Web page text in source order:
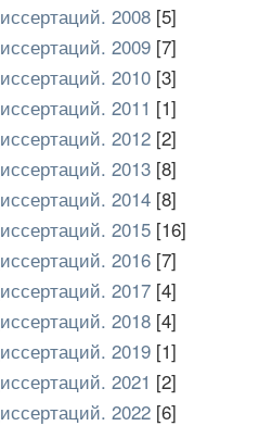
2008 [5]
2009 [7]
2010 [3]
2011 [1]
2012 [2]
2013 [8]
2014 [8]
2015 [16]
2016 [7]
2017 [4]
2018 [4]
2019 [1]
2021 [2]
2022 [6]